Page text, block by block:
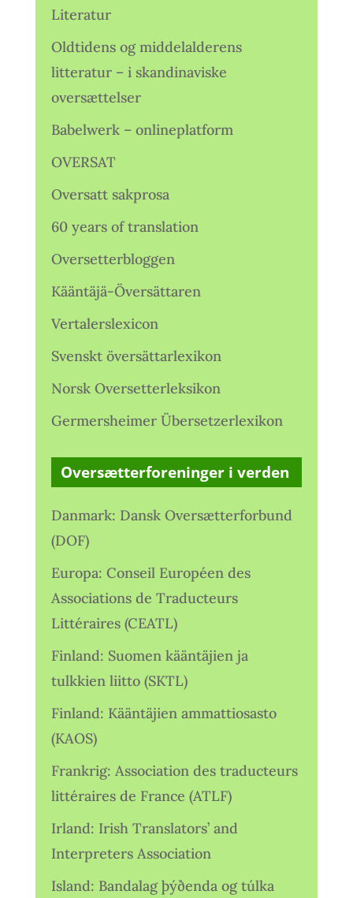
Literatur
Oldtidens og middelalderens
litteratur – i skandinaviske
oversættelser
Babelwerk – onlineplatform
OVERSAT
Oversatt sakprosa
60 years of translation
Oversetterbloggen
Kääntäjä-Översättaren
Vertalerslexicon
Svenskt översättarlexikon
Norsk Oversetterleksikon
Germersheimer Übersetzerlexikon
Oversætterforeninger i verden
Danmark: Dansk Oversætterforbund
(DOF)
Europa: Conseil Européen des
Associations de Traducteurs
Littéraires (CEATL)
Finland: Suomen kääntäjien ja
tulkkien liitto (SKTL)
Finland: Kääntäjien ammattiosasto
(KAOS)
Frankrig: Association des traducteurs
littéraires de France (ATLF)
Irland: Irish Translators’ and
Interpreters Association
Island: Bandalag þýðenda og túlka